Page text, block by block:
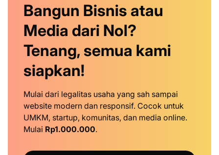
Bangun Bisnis atau
Media dari Nol?
Tenang, semua kami
siapkan!
Mulai dari legalitas usaha yang sah sampai
website modern dan responsif. Cocok untuk
UMKM, startup, komunitas, dan media online.
Mulai Rp1.000.000.